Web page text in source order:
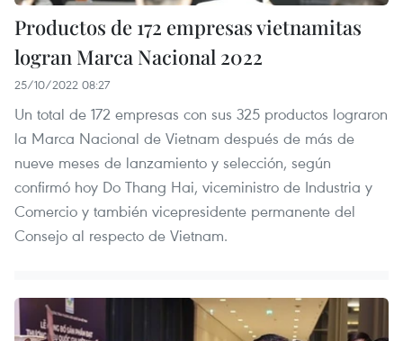
Productos de 172 empresas vietnamitas
logran Marca Nacional 2022
25/10/2022 08:27
Un total de 172 empresas con sus 325 productos lograron
la Marca Nacional de Vietnam después de más de
nueve meses de lanzamiento y selección, según
confirmó hoy Do Thang Hai, viceministro de Industria y
Comercio y también vicepresidente permanente del
Consejo al respecto de Vietnam.